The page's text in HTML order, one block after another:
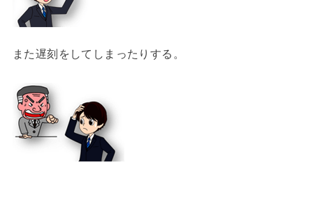
また遅刻をしてしまったりする。